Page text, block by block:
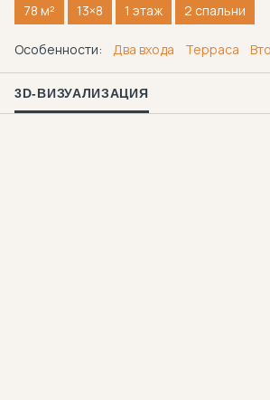
78 м² 13×8 1 этаж 2 спальни
Особенности: Два входа Терраса
3D-ВИЗУАЛИЗАЦИЯ